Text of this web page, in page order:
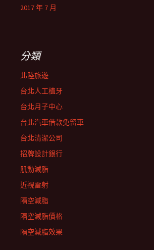
2017 年 7 月
分類
北陸旅遊
台北人工植牙
台北月子中心
台北汽車借款免留車
台北清潔公司
招牌設計銀行
肌動減脂
近視雷射
隔空減脂
隔空減脂價格
隔空減脂效果